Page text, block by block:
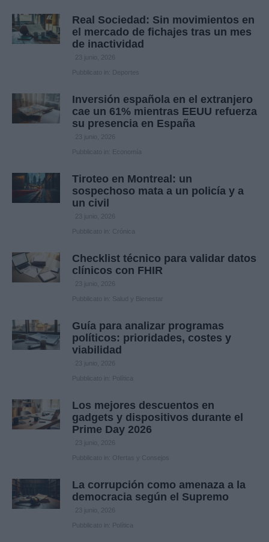
Real Sociedad: Sin movimientos en
el mercado de fichajes tras un mes
de inactividad
23 junio, 2026
Pubblicato in: Deportes
Inversión española en el extranjero
cae un 61% mientras EEUU refuerza
su presencia en España
23 junio, 2026
Pubblicato in: Economía
Tiroteo en Montreal: un
sospechoso mata a un policía y a
un civil
23 junio, 2026
Pubblicato in: Crónica
Checklist técnico para validar datos
clínicos con FHIR
23 junio, 2026
Pubblicato in: Salud y Bienestar
Guía para analizar programas
políticos: prioridades, costes y
viabilidad
23 junio, 2026
Pubblicato in: Política
Los mejores descuentos en
gadgets y dispositivos durante el
Prime Day 2026
23 junio, 2026
Pubblicato in: Ofertas y Consejos
La corrupción como amenaza a la
democracia según el Supremo
23 junio, 2026
Pubblicato in: Política